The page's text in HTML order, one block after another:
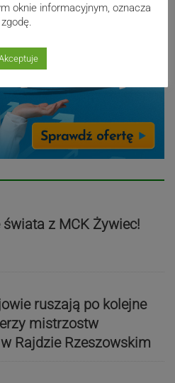
z MCK Żywiec!
ruszają po kolejne
mistrzostw
Rajdzie Rzeszowskim
oknie informacyjnym, oznacza
zgodę.